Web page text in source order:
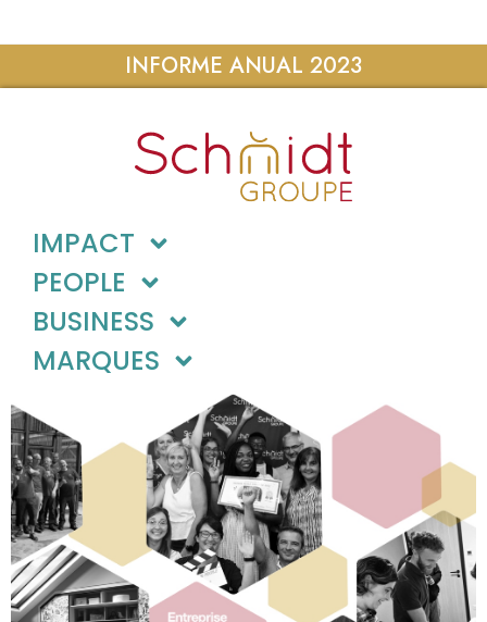
INFORME ANUAL 2023
IMPACT
PEOPLE
BUSINESS
MARQUES